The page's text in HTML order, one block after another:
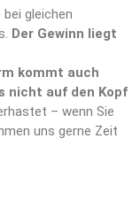
gleichen
Der Gewinn liegt
kommt auch
nicht auf den Kopf
– wenn Sie
uns gerne Zeit